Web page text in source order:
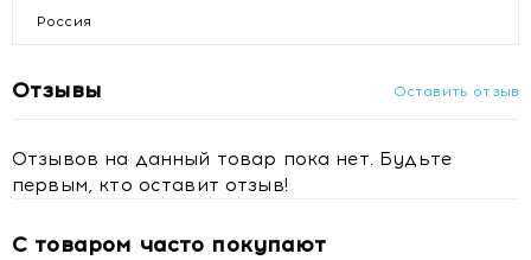
Россия
Отзывы Оставить отзыв
Отзывов на данный товар пока нет. Будьте
первым, кто оставит отзыв!
С товаром часто покупают